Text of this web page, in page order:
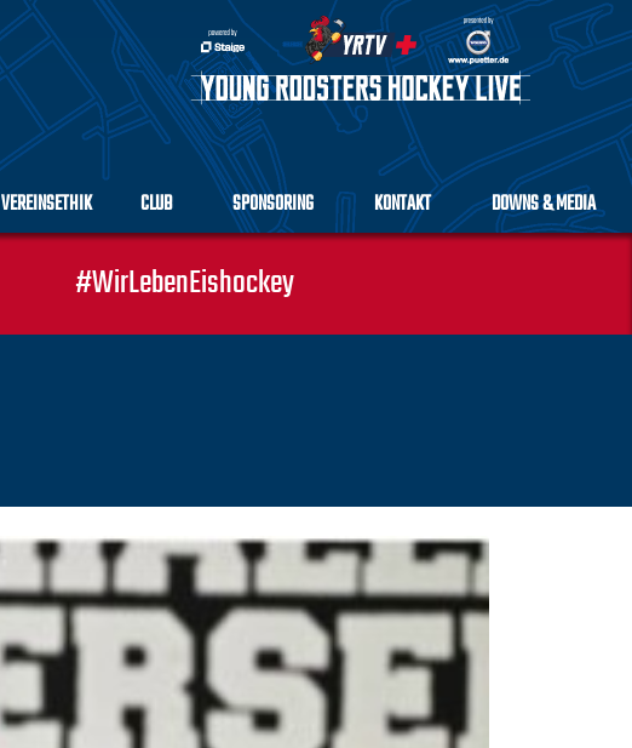
VEREINSETHIK CLUB SPONSORING KONTAKT DOWNS & MEDIA
#WirLebenEishockey